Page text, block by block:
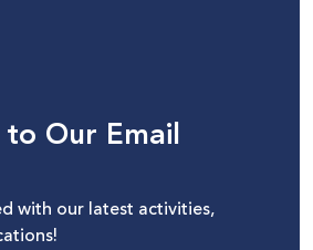
Our Email
with our latest activities,